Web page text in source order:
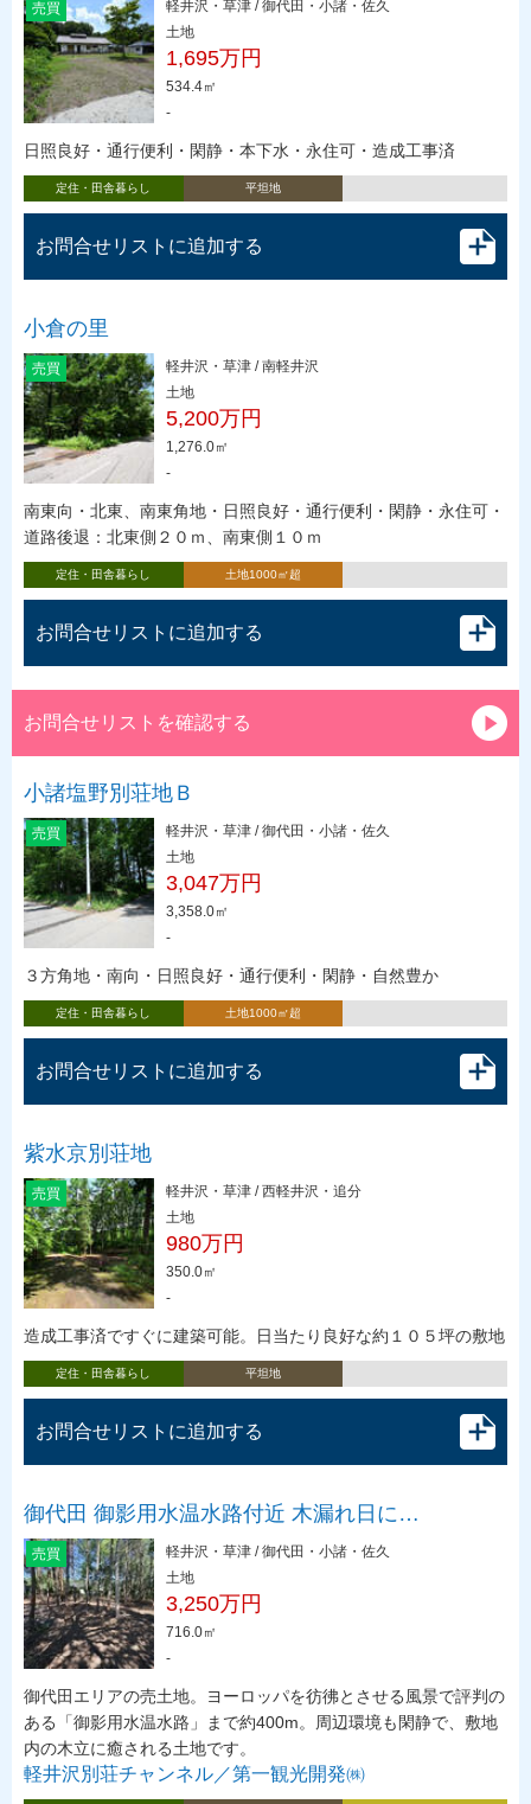
売買
軽井沢・草津 / 御代田・小諸・佐久
土地
1,695万円
534.4㎡
-
日照良好・通行便利・閑静・本下水・永住可・造成工事済
定住・田舎暮らし 平坦地
お問合せリストに追加する
小倉の里
売買
軽井沢・草津 / 南軽井沢
土地
5,200万円
1,276.0㎡
-
南東向・北東、南東角地・日照良好・通行便利・閑静・永住可・
道路後退：北東側２０ｍ、南東側１０ｍ
定住・田舎暮らし 土地1000㎡超
お問合せリストに追加する
お問合せリストを確認する
小諸塩野別荘地Ｂ
売買
軽井沢・草津 / 御代田・小諸・佐久
土地
3,047万円
3,358.0㎡
-
３方角地・南向・日照良好・通行便利・閑静・自然豊か
定住・田舎暮らし 土地1000㎡超
お問合せリストに追加する
紫水京別荘地
売買
軽井沢・草津 / 西軽井沢・追分
土地
980万円
350.0㎡
-
造成工事済ですぐに建築可能。日当たり良好な約１０５坪の敷地
定住・田舎暮らし 平坦地
お問合せリストに追加する
御代田 御影用水温水路付近 木漏れ日に…
売買
軽井沢・草津 / 御代田・小諸・佐久
土地
3,250万円
716.0㎡
-
御代田エリアの売土地。ヨーロッパを彷彿とさせる風景で評判の
ある「御影用水温水路」まで約400m。周辺環境も閑静で、敷地
内の木立に癒される土地です。
軽井沢別荘チャンネル／第一観光開発㈱